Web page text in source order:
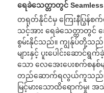
ရေခဲသေတ္တာတွင် Seamless
တရုတ်နိုင်ငံမှ ကြေးနီပြွန်စ
သင့်အား ရေခဲသေတ္တာတွင် ချ
စွမ်းနိုင်သည်။ ကျွန်ုပ်တို့သ
များနှင့် ပူးပေါင်းဆေ
သော လေအေးပေးစက်စန
တည်ဆောက်ရလွယ်ကူသည်၊
မြင့်မားသောထိရောက်မှု၊ အ